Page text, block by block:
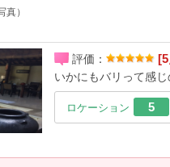
真）
評価：
いかにもバリって感
ロケーション 5